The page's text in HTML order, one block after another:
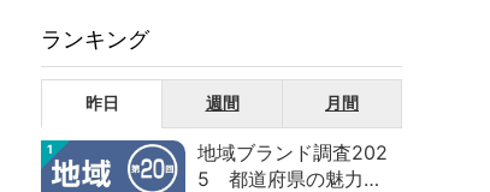
ランキング
昨日 週間 月間
1
地域ブランド調査202
5 都道府県の魅力度